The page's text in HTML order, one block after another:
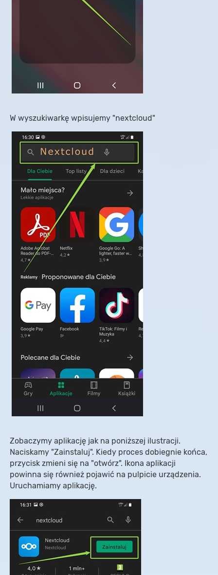
W wyszukiwarkę wpisujemy "nextcloud"
Zobaczymy aplikację jak na poniższej ilustracji.
Naciskamy "Zainstaluj". Kiedy proces dobiegnie końca,
przycisk zmieni się na "otwórz". Ikona aplikacji
powinna się również pojawić na pulpicie urządzenia.
Uruchamiamy aplikację.